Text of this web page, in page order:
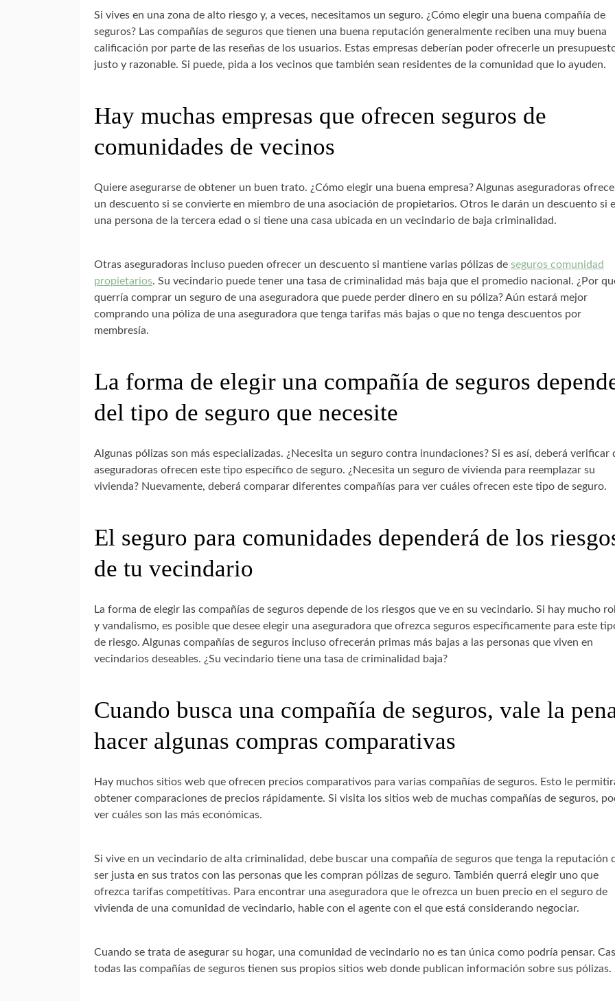
Si vives en una zona de alto riesgo y, a veces, necesitamos un seguro. ¿Cómo elegir una buena compañía de
seguros? Las compañías de seguros que tienen una buena reputación generalmente reciben una muy buena
calificación por parte de las reseñas de los usuarios. Estas empresas deberían poder ofrecerle un
justo y razonable. Si puede, pida a los vecinos que también sean residentes de la comunidad que lo ayuden.
Hay muchas empresas que ofrecen seguros de
comunidades de vecinos
Quiere asegurarse de obtener un buen trato. ¿Cómo elegir una buena empresa? Algunas aseguradoras
un descuento si se convierte en miembro de una asociación de propietarios. Otros le darán un descuento si
una persona de la tercera edad o si tiene una casa ubicada en un vecindario de baja criminalidad.
Otras aseguradoras incluso pueden ofrecer un descuento si mantiene varias pólizas de seguros comunidad
propietarios. Su vecindario puede tener una tasa de criminalidad más baja que el promedio nacional. ¿Por
querría comprar un seguro de una aseguradora que puede perder dinero en su póliza? Aún estará mejor
comprando una póliza de una aseguradora que tenga tarifas más bajas o que no tenga descuentos por
membresía.
La forma de elegir una compañía de seguros
del tipo de seguro que necesite
Algunas pólizas son más especializadas. ¿Necesita un seguro contra inundaciones? Si es así, deberá verificar
aseguradoras ofrecen este tipo específico de seguro. ¿Necesita un seguro de vivienda para reemplazar su
vivienda? Nuevamente, deberá comparar diferentes compañías para ver cuáles ofrecen este tipo de seguro.
El seguro para comunidades dependerá de los
de tu vecindario
La forma de elegir las compañías de seguros depende de los riesgos que ve en su vecindario. Si hay mucho
y vandalismo, es posible que desee elegir una aseguradora que ofrezca seguros específicamente para este
de riesgo. Algunas compañías de seguros incluso ofrecerán primas más bajas a las personas que viven en
vecindarios deseables. ¿Su vecindario tiene una tasa de criminalidad baja?
Cuando busca una compañía de seguros, vale la
hacer algunas compras comparativas
Hay muchos sitios web que ofrecen precios comparativos para varias compañías de seguros. Esto le
obtener comparaciones de precios rápidamente. Si visita los sitios web de muchas compañías de seguros,
ver cuáles son las más económicas.
Si vive en un vecindario de alta criminalidad, debe buscar una compañía de seguros que tenga la reputación
ser justa en sus tratos con las personas que les compran pólizas de seguro. También querrá elegir uno que
ofrezca tarifas competitivas. Para encontrar una aseguradora que le ofrezca un buen precio en el seguro de
vivienda de una comunidad de vecindario, hable con el agente con el que está considerando negociar.
Cuando se trata de asegurar su hogar, una comunidad de vecindario no es tan única como podría pensar.
todas las compañías de seguros tienen sus propios sitios web donde publican información sobre sus pólizas.